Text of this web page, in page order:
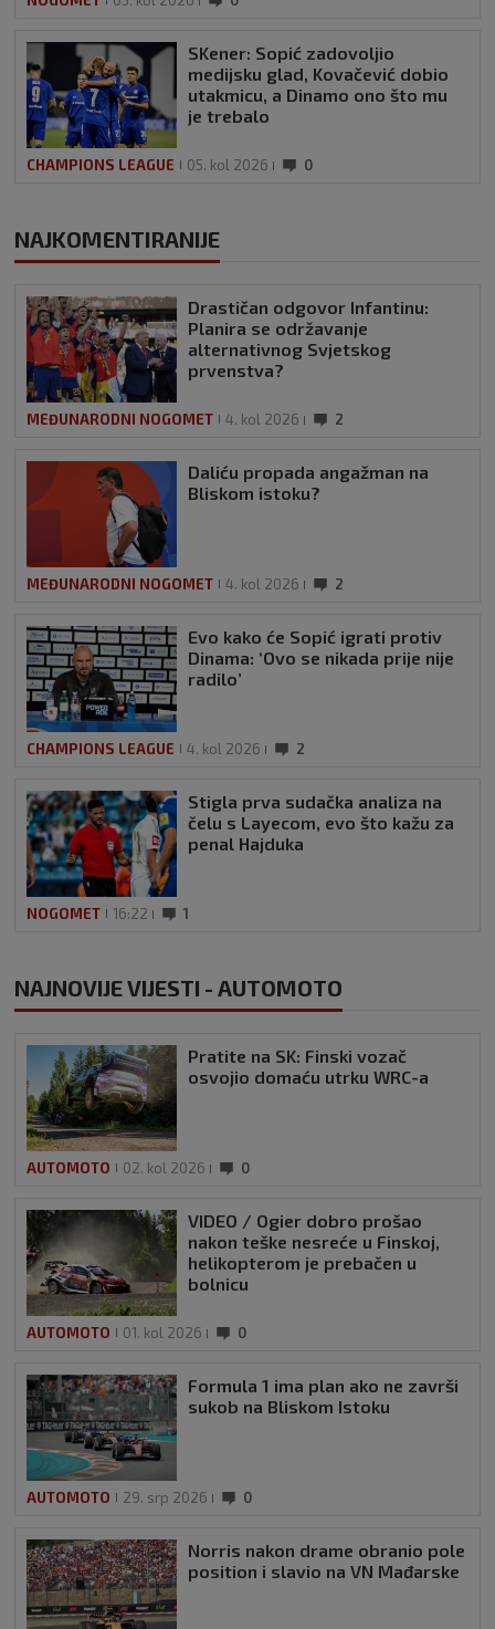
SKener: Sopić zadovoljio
medijsku glad, Kovačević dobio
utakmicu, a Dinamo ono što mu
je trebalo
CHAMPIONS LEAGUE 05. kol 2026 0
NAJKOMENTIRANIJE
Drastičan odgovor Infantinu:
Planira se održavanje
alternativnog Svjetskog
prvenstva?
MEĐUNARODNI NOGOMET 4. kol 2026 2
Daliću propada angažman na
Bliskom istoku?
MEĐUNARODNI NOGOMET 4. kol 2026 2
Evo kako će Sopić igrati protiv
Dinama: ‘Ovo se nikada prije nije
radilo’
CHAMPIONS LEAGUE 4. kol 2026 2
Stigla prva sudačka analiza na
čelu s Layecom, evo što kažu za
penal Hajduka
NOGOMET 16:22 1
NAJNOVIJE VIJESTI - AUTOMOTO
Pratite na SK: Finski vozač
osvojio domaću utrku WRC-a
AUTOMOTO 02. kol 2026 0
VIDEO / Ogier dobro prošao
nakon teške nesreće u Finskoj,
helikopterom je prebačen u
bolnicu
AUTOMOTO 01. kol 2026 0
Formula 1 ima plan ako ne završi
sukob na Bliskom Istoku
AUTOMOTO 29. srp 2026 0
Norris nakon drame obranio pole
position i slavio na VN Mađarske